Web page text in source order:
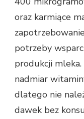
oraz karmiące
potrzeby
produkcji
nadmiar
dlatego nie
dawek bez